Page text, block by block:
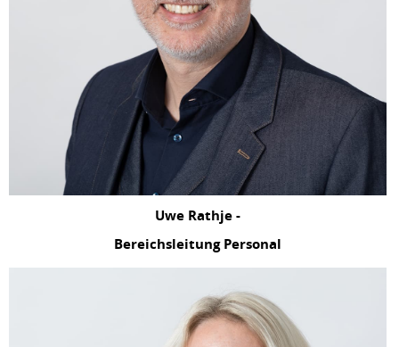
Uwe Rathje -
Bereichsleitung Personal